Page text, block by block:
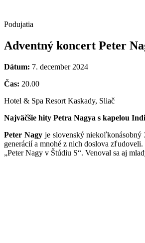
Podujatia
Adventný koncert Peter
Dátum: 7. december 2024
Čas: 20.00
Hotel & Spa Resort Kaskady, Sliač
Najväčšie hity Petra Nagya s kapelou
Peter Nagyje slovenský niekoľkonásobný
generácií a mnohé z nich doslova
„Peter Nagy v Štúdiu S“. Venoval sa aj